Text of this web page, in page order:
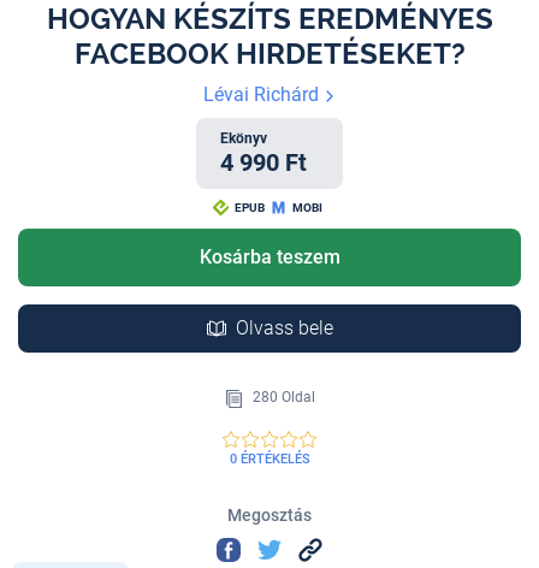
HOGYAN KÉSZÍTS EREDMÉNYES
FACEBOOK HIRDETÉSEKET?
Lévai Richárd
Ekönyv
4 990 Ft
EPUB MOBI
Kosárba teszem
Olvass bele
280 Oldal
0 ÉRTÉKELÉS
Megosztás